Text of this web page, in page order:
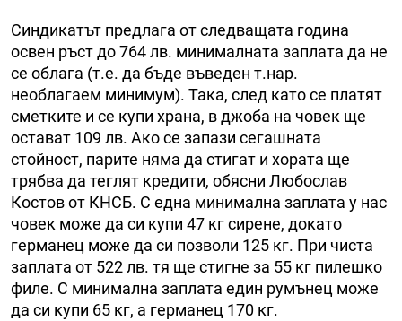
Синдикатът предлага от следващата година
освен ръст до 764 лв. минималната заплата да не
се облага (т.е. да бъде въведен т.нар.
необлагаем минимум). Така, след като се платят
сметките и се купи храна, в джоба на човек ще
остават 109 лв. Ако се запази сегашната
стойност, парите няма да стигат и хората ще
трябва да теглят кредити, обясни Любослав
Костов от КНСБ. С една минимална заплата у нас
човек може да си купи 47 кг сирене, докато
германец може да си позволи 125 кг. При чиста
заплата от 522 лв. тя ще стигне за 55 кг пилешко
филе. С минимална заплата един румънец може
да си купи 65 кг, а германец 170 кг.